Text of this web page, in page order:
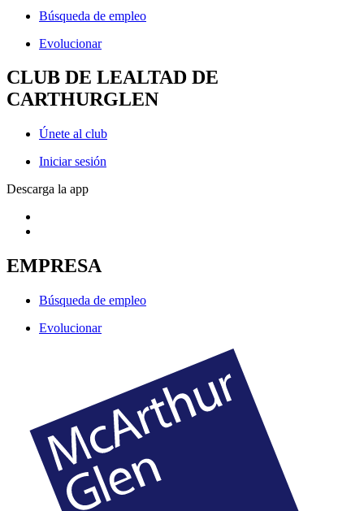
Búsqueda de empleo
Evolucionar
CLUB DE LEALTAD DE
CARTHURGLEN
Únete al club
Iniciar sesión
Descarga la app
EMPRESA
Búsqueda de empleo
Evolucionar